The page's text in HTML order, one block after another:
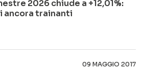
2026 chiude a +12,01%:
ancora trainanti
09 MAGGIO 2017